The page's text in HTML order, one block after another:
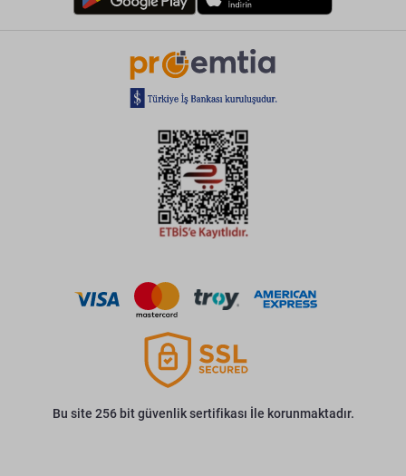
Bu site 256 bit güvenlik sertifikası İle korunmaktadır.